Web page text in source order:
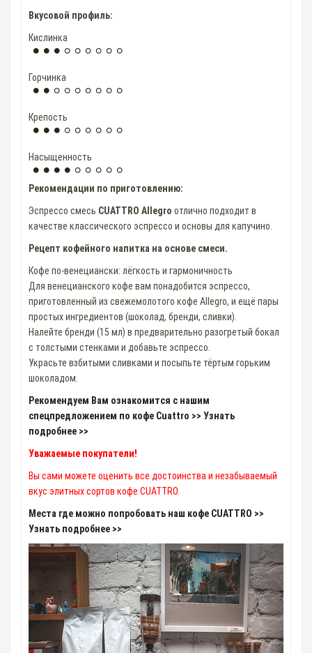
Вкусовой профиль:
Кислинка
Горчинка
Крепость
Насыщенность
Рекомендации по приготовлению:
Эспрессо смесь CUATTRO Allegro отлично подходит в
качестве классического эспрессо и основы для капучино.
Рецепт кофейного напитка на основе смеси.
Кофе по-венециански: лёгкость и гармоничность
Для венецианского кофе вам понадобится эспрессо,
приготовленный из свежемолотого кофе Allegro, и ещё пары
простых ингредиентов (шоколад, бренди, сливки).
Налейте бренди (15 мл) в предварительно разогретый бокал
c толстыми стенками и добавьте эспрессо.
Украсьте взбитыми сливками и посыпьте тёртым горьким
шоколадом.
Рекомендуем Вам ознакомится с нашим
спецпредложением по кофе Cuattro >> Узнать
подробнее >>
Уважаемые покупатели!
Вы сами можете оценить все достоинства и незабываемый
вкус элитных сортов кофе CUATTRO.
Места где можно попробовать наш кофе CUATTRO >>
Узнать подробнее >>